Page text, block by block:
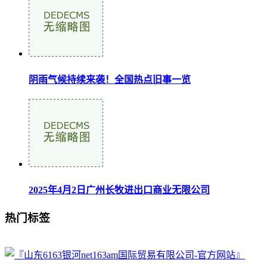
阴雨气候持续来袭！全国热点旧事一览
2025年4月2日广州长牧进出口商业无限公司
热门标签